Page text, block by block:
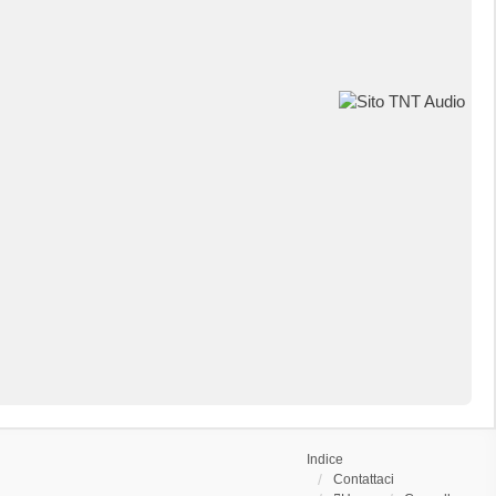
Indice
Contattaci